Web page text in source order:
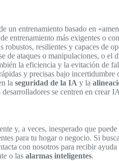
un entrenamiento basado en
entrenamiento más exigentes o
robustos, resilientes y capaces de
de ataques o manipulaciones, o
la eficiencia y la evitación de
y precisas bajo
la seguridad de la IA y la
se centren en
y, a veces, inesperado que
para tu hogar o negocio. Si
con nosotros para recibir
o las alarmas inteligentes.